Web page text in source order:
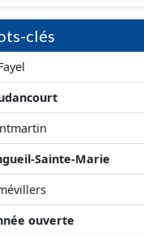
clés
Sainte-Marie
ouverte